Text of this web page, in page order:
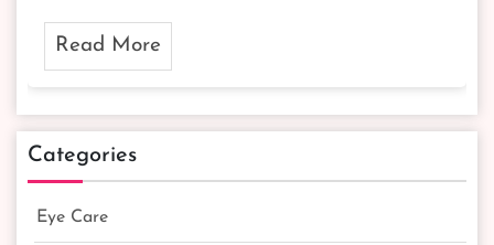
Read More
Categories
Eye Care